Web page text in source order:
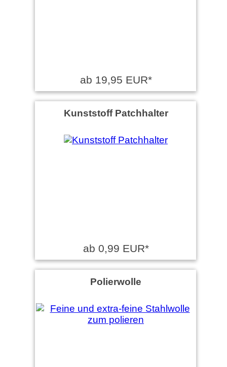
ab 19,95 EUR*
Kunststoff Patchhalter
ab 0,99 EUR*
Polierwolle